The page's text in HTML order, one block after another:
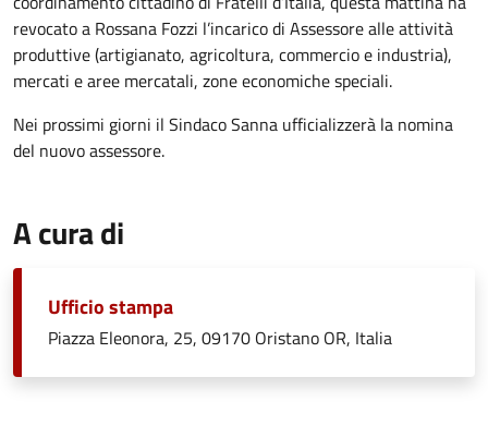
revocato a Rossana Fozzi l’incarico di Assessore alle attività
produttive (artigianato, agricoltura, commercio e industria),
mercati e aree mercatali, zone economiche speciali.
Nei prossimi giorni il Sindaco Sanna ufficializzerà la nomina
del nuovo assessore.
A cura di
Ufficio stampa
Piazza Eleonora, 25, 09170 Oristano OR, Italia